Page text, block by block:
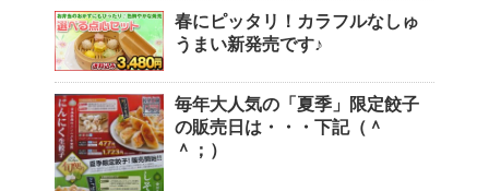
春にピッタリ！カラフルなしゅ
うまい新発売です♪
毎年大人気の「夏季」限定餃子
の販売日は・・・下記（＾
＾；）